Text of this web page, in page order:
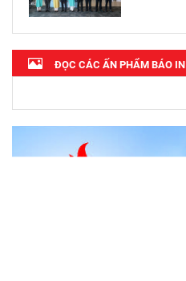
ĐỌC CÁC ẤN PHẨM BÁO IN